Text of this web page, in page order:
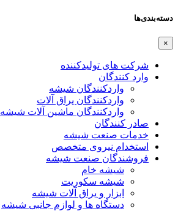
دسته‌بندی‌ها
×
شرکت های تولیدکننده
وارد کنندگان
واردکنندگان شیشه
واردکنندگان یراق آلات
واردکنندگان ماشین آلات شیشه
صادر کنندگان
خدمات صنعت شیشه
استخدام نیروی متخصص
فروشندگان صنعت شیشه
شیشه خام
شیشه سکوریت
ابزار و یراق آلات شیشه
دستگاه ها و لوازم جانبی شیشه